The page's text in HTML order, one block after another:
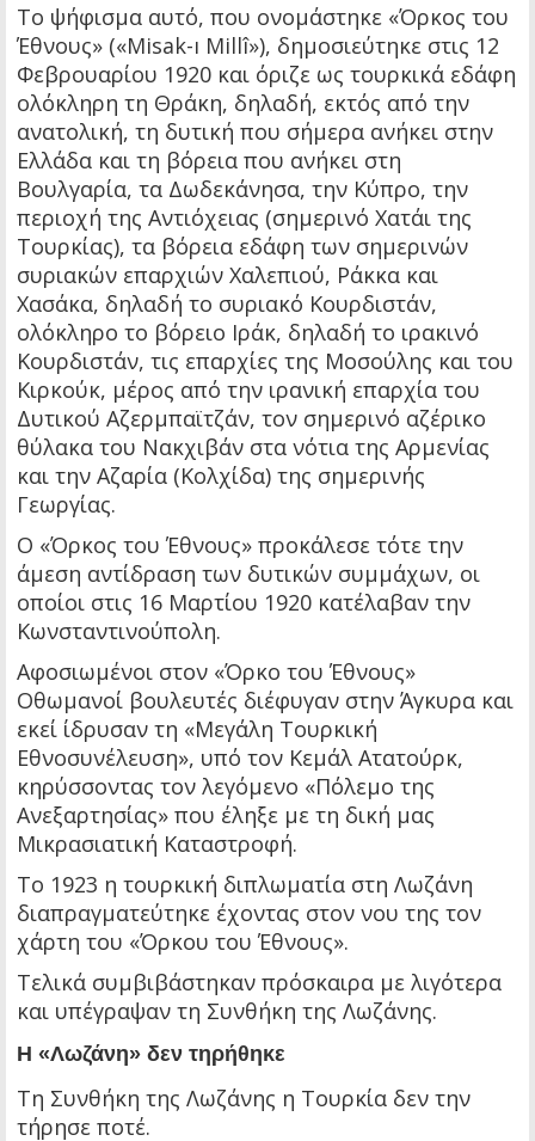
Το ψήφισμα αυτό, που ονομάστηκε «Όρκος του
Έθνους» («Misak-ı Millî»), δημοσιεύτηκε στις 12
Φεβρουαρίου 1920 και όριζε ως τουρκικά εδάφη
ολόκληρη τη Θράκη, δηλαδή, εκτός από την
ανατολική, τη δυτική που σήμερα ανήκει στην
Ελλάδα και τη βόρεια που ανήκει στη
Βουλγαρία, τα Δωδεκάνησα, την Κύπρο, την
περιοχή της Αντιόχειας (σημερινό Χατάι της
Τουρκίας), τα βόρεια εδάφη των σημερινών
συριακών επαρχιών Χαλεπιού, Ράκκα και
Χασάκα, δηλαδή το συριακό Κουρδιστάν,
ολόκληρο το βόρειο Ιράκ, δηλαδή το ιρακινό
Κουρδιστάν, τις επαρχίες της Μοσούλης και του
Κιρκούκ, μέρος από την ιρανική επαρχία του
Δυτικού Αζερμπαϊτζάν, τον σημερινό αζέρικο
θύλακα του Νακχιβάν στα νότια της Αρμενίας
και την Αζαρία (Κολχίδα) της σημερινής
Γεωργίας.
Ο «Όρκος του Έθνους» προκάλεσε τότε την
άμεση αντίδραση των δυτικών συμμάχων, οι
οποίοι στις 16 Μαρτίου 1920 κατέλαβαν την
Κωνσταντινούπολη.
Αφοσιωμένοι στον «Όρκο του Έθνους»
Οθωμανοί βουλευτές διέφυγαν στην Άγκυρα και
εκεί ίδρυσαν τη «Μεγάλη Τουρκική
Εθνοσυνέλευση», υπό τον Κεμάλ Ατατούρκ,
κηρύσσοντας τον λεγόμενο «Πόλεμο της
Ανεξαρτησίας» που έληξε με τη δική μας
Μικρασιατική Καταστροφή.
Το 1923 η τουρκική διπλωματία στη Λωζάνη
διαπραγματεύτηκε έχοντας στον νου της τον
χάρτη του «Όρκου του Έθνους».
Τελικά συμβιβάστηκαν πρόσκαιρα με λιγότερα
και υπέγραψαν τη Συνθήκη της Λωζάνης.
Η «Λωζάνη» δεν τηρήθηκε
Τη Συνθήκη της Λωζάνης η Τουρκία δεν την
τήρησε ποτέ.